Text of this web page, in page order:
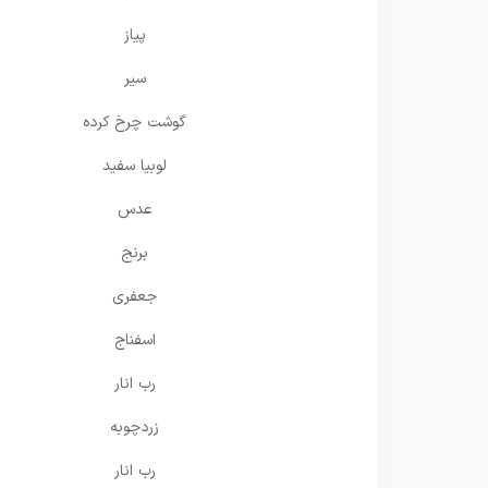
پیاز
سیر
گوشت چرخ کرده
لوبیا سفید
عدس
برنج
جعفری
اسفناج
رب انار
زردچوبه
رب انار